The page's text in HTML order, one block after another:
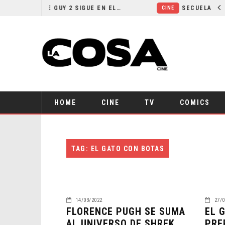
¿POR QUÉ FREE GUY 2 SIGUE EN EL LIMBO?
HOME CINE TV COMICS
TAG: EL GATO CON BOTAS
14/03/2022
FLORENCE PUGH SE SUMA
27/
EL